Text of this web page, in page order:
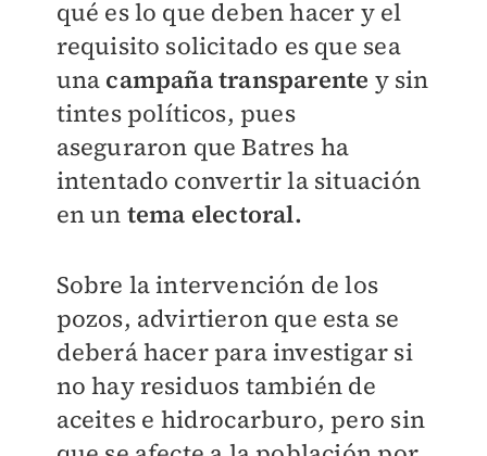
qué es lo que deben hacer y el
requisito solicitado es que sea
una campaña transparente y sin
tintes políticos, pues
aseguraron que Batres ha
intentado convertir la situación
en un tema electoral.
Sobre la intervención de los
pozos, advirtieron que esta se
deberá hacer para investigar si
no hay residuos también de
aceites e hidrocarburo, pero sin